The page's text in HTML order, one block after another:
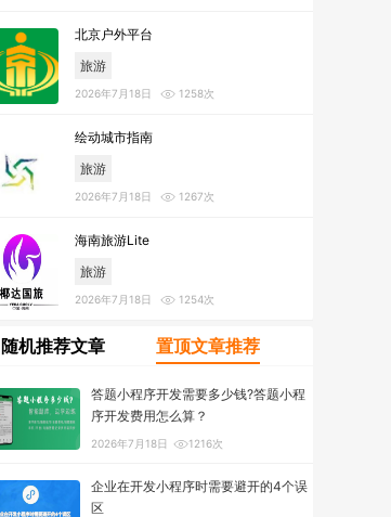
北京户外平台
旅游
2026年7月18日 1258次
绘动城市指南
旅游
2026年7月18日 1267次
海南旅游Lite
旅游
2026年7月18日 1254次
随机推荐文章 置顶文章推荐
答题小程序开发需要多少钱?答题小程
序开发费用怎么算？
2026年7月18日 1216次
企业在开发小程序时需要避开的4个误
区